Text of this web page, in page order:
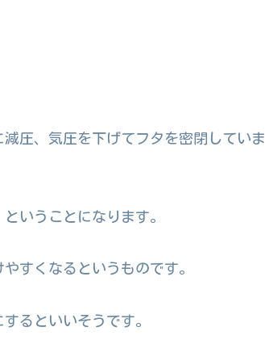
圧、気圧を下げてフタを密閉していま
いうことになります。
すくなるというものです。
るといいそうです。